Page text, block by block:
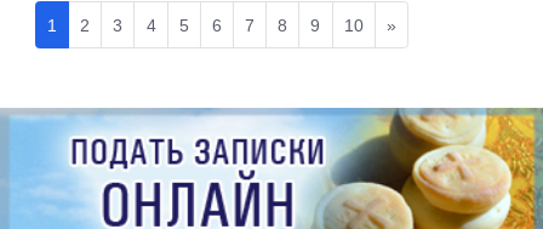
1 2 3 4 5 6 7 8 9 10 »